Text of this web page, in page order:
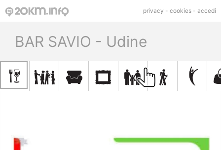
privacy - cookies - accedi
BAR SAVIO - Udine